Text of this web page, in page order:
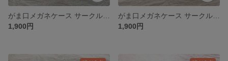
1,900円
1,900円